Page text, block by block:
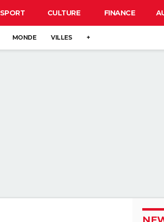
SPORT CULTURE FINANCE
MONDE VILLES +